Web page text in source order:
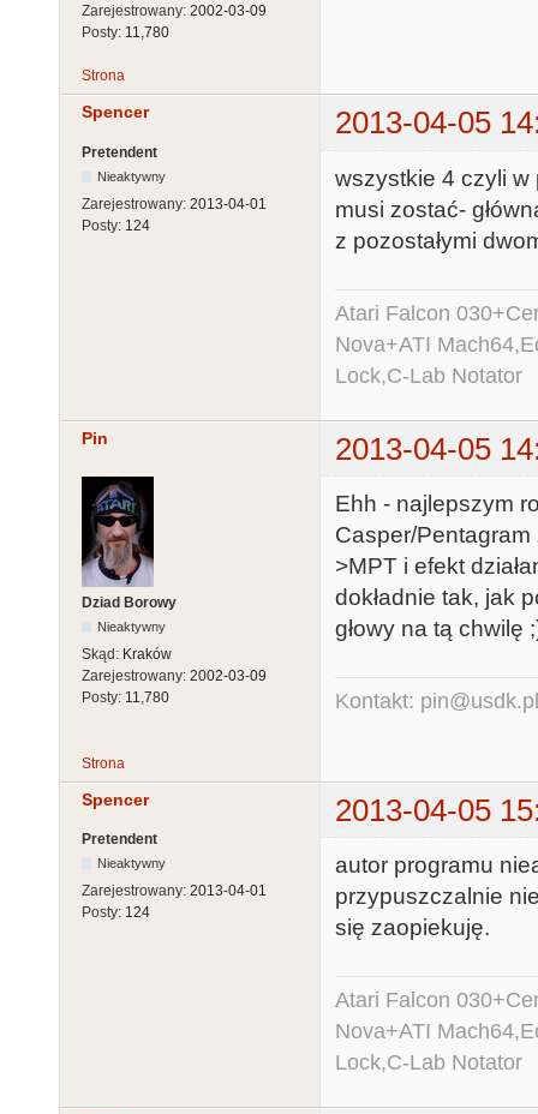
Zarejestrowany: 2002-03-09
Posty: 11,780
Strona
Spencer 2013-04-05
Pretendent
Nieaktywny
Zarejestrowany: 2013-04-01
Posty: 124
wszystkie 4 czyli w
musi zostać-
z pozostałymi
Atari Falcon
Nova+ATI
Lock,C-Lab Notator
Pin 2013-04-05
Dziad Borowy
Nieaktywny
Skąd: Kraków
Zarejestrowany: 2002-03-09
Posty: 11,780
Ehh - najlepszym
Casper/Pentagram
>MPT i efekt
dokładnie tak, jak
głowy na tą chwilę
Kontakt: pin@usdk.pl
Strona
Spencer 2013-04-05
Pretendent
Nieaktywny
Zarejestrowany: 2013-04-01
Posty: 124
autor programu
przypuszczalnie
się zaopiekuję.
Atari Falcon
Nova+ATI
Lock,C-Lab Notator